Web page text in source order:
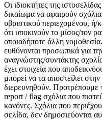
Οι ιδιοκτήτες της
δικαίωμα να αφαιρούν
υβριστικού περιεχομένου,
ότι υποκινούν το μίσος/τον
οποιαδήποτε άλλη
ευθύνονται προσωπικά για
αναγνώστης/συντάκτης
έχει στοιχεία που
μπορεί να τα αποστείλει
διερευνηθούν. Προτρέπουμε
report / flag σχόλια που
κανόνες. Σχόλια που
σελίδα, δεν δημοσιεύονται